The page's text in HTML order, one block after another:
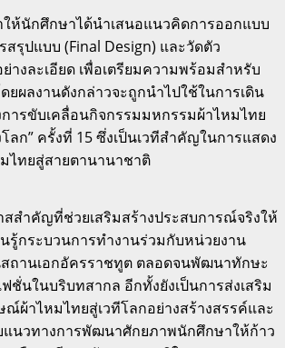
ห้นักศึกษาได้นำเสนอแนวคิดการออกแบบ
รุปแบบ (Final Design) และวัดตัว
างละเอียด เพื่อเตรียมความพร้อมสำหรับ
ยผลงานดังกล่าวจะถูกนำไปใช้ในการเดิน
ารขับเคลื่อนกิจกรรมมหกรรมผ้าไหมไทย
ลก” ครั้งที่ 15 ซึ่งเป็นเวทีสำคัญในการแสดง
ไทยสู่สายตานานาชาติ
สสำคัญที่ช่วยเสริมสร้างประสบการณ์จริงให้
รู้กระบวนการทำงานร่วมกับหน่วยงาน
ถานเอกอัครราชทูต ตลอดจนพัฒนาทักษะ
ชั่นในบริบทสากล อีกทั้งยังเป็นการส่งเสริม
ณ์ผ้าไหมไทยสู่เวทีโลกอย่างสร้างสรรค์และ
แนวทางการพัฒนาศักยภาพนักศึกษาให้ก้าว